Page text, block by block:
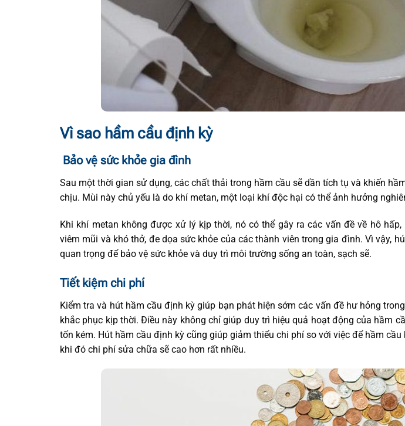
Vì sao hầm cầu định kỳ
Bảo vệ sức khỏe gia đình
Sau một thời gian sử dụng, các chất thải trong hầm cầu sẽ dần tích tụ và khiến
chịu. Mùi này chủ yếu là do khí metan, một loại khí độc hại có thể ảnh hưởng
Khi khí metan không được xử lý kịp thời, nó có thể gây ra các vấn đề về hô
viêm mũi và khó thở, đe dọa sức khỏe của các thành viên trong gia đình. Vì vậy,
quan trọng để bảo vệ sức khỏe và duy trì môi trường sống an toàn, sạch sẽ.
Tiết kiệm chi phí
Kiểm tra và hút hầm cầu định kỳ giúp bạn phát hiện sớm các vấn đề hư hỏng
khắc phục kịp thời. Điều này không chỉ giúp duy trì hiệu quả hoạt động của hầm
tốn kém. Hút hầm cầu định kỳ cũng giúp giảm thiểu chi phí so với việc để hầm
khi đó chi phí sửa chữa sẽ cao hơn rất nhiều.